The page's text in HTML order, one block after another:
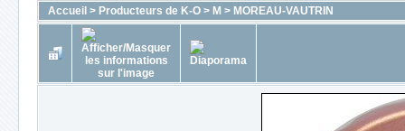
Accueil > Producteurs de K-O > M > MOREAU-VAUTRIN